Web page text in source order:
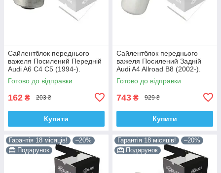
Сайлентблок переднього
важеля Посилений Передній
Audi A6 C4 C5 (1994-).
Верхній. Корея ACSUSS!
35379 , JBU138 , TD1062W
Готово до відправки
162 ₴ 203 ₴
Купити
Сайлентблок переднього
важеля Посилений Задній
Audi A4 Allroad B8 (2002-).
Нижній. Корея ACSUSS!
4H0407183 , TD1247W ,
Готово до відправки
743 ₴ 929 ₴
Купити
Гарантія 18 місяців!
–20%
Подарунок
Гарантія 18 місяців!
–20%
Подарунок